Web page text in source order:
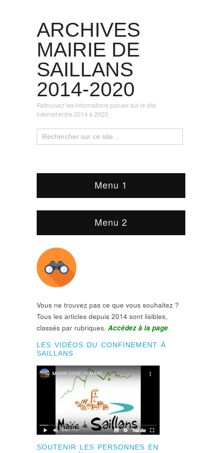
ARCHIVES
MAIRIE DE
SAILLANS
2014-2020
Retrouvez les informations parues sur le site
internet entre 2014 à 2020
Menu 1
Menu 2
Vous ne trouvez pas ce que vous souhaitez ?
Tous les articles depuis 2014 sont lisibles,
classés par rubriques. Accédez à la page
LES VIDÉOS DU CONFINEMENT À
SAILLANS
SOUTENIR LES PERSONNES EN